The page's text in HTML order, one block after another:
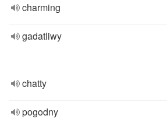
charming
gadatliwy
chatty
pogodny